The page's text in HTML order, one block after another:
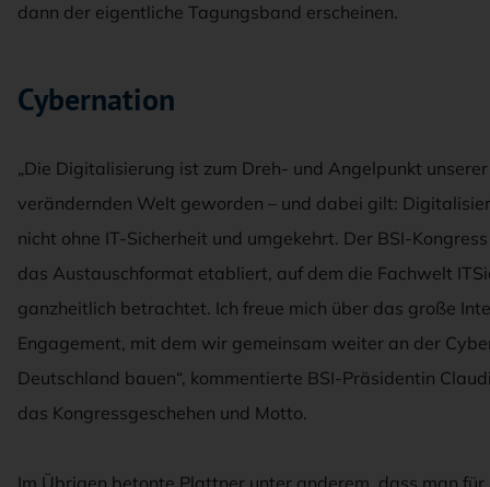
dann der eigentliche Tagungsband erscheinen.
Cybernation
„Die Digitalisierung ist zum Dreh- und Angelpunkt
verändernden Welt geworden – und dabei gilt:
nicht ohne IT-Sicherheit und umgekehrt. Der BSI-
das Austauschformat etabliert, auf dem die Fachwelt
ganzheitlich betrachtet. Ich freue mich über das große
Engagement, mit dem wir gemeinsam weiter an der
Deutschland bauen“, kommentierte BSI-Präsidentin
das Kongressgeschehen und Motto.